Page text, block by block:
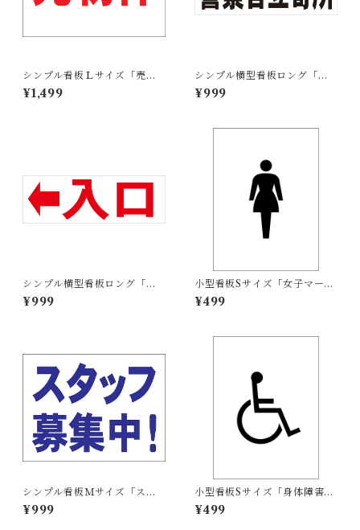
シンプル看板Ｌサイズ「売物
件（余白付）」【不動産】屋
外可
¥1,499
シンプル横型看板ロング「警
察官立寄所（黒）」【防犯・
防災】屋外可
¥999
シンプル横型看板ロング「入
口 左矢印(赤)」【駐車場】屋
外可
¥999
小型看板Sサイズ「女子マーク
（黒）」 屋外可【その他・マ
ーク】
¥499
シンプル看板Ｍサイズ「スタ
ッフ募集中」【工場・現場】
屋外可
¥999
小型看板Sサイズ「身体障害者
マーク（黒）」 屋外可【その
他・マーク】
¥499